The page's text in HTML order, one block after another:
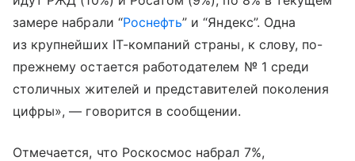
замере набрали “Роснефть” и “Яндекс”. Одна
из крупнейших IT-компаний страны, к слову, по-
прежнему остается работодателем № 1 среди
столичных жителей и представителей поколения
цифры», — говорится в сообщении.
Отмечается, что Роскосмос набрал 7%,